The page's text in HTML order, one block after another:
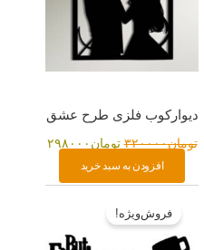
دیوارکوب فلزی طرح عشق
تومان۳۲۰۰۰۰ تومان ۲۹۸۰۰۰
افزودن به سبد خرید
تومان۴۱۵۰۰۰.
فروش‌ویژه!اصلی: